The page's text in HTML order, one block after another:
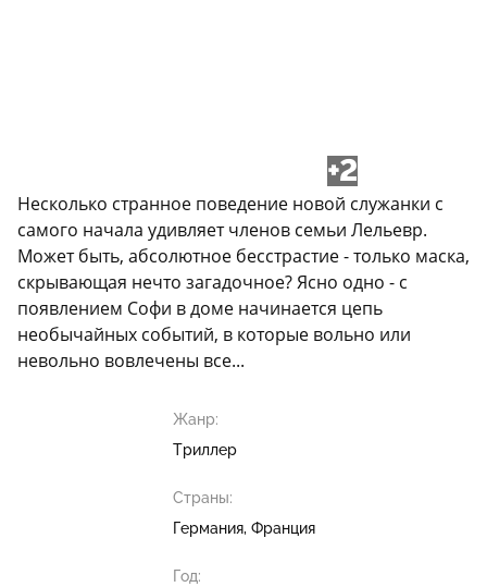
+2
Несколько странное поведение новой служанки с
самого начала удивляет членов семьи Лельевр.
Может быть, абсолютное бесстрастие - только маска,
скрывающая нечто загадочное? Ясно одно - с
появлением Софи в доме начинается цепь
необычайных событий, в которые вольно или
невольно вовлечены все...
Жанр:
Триллер
Страны:
Германия, Франция
Год: